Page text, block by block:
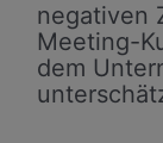
negativen
Meeting-
dem